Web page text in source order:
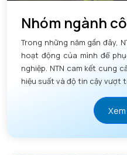
Nhóm ngành
Trong những năm gần đây,
hoạt động của mình để phục
nghiệp. NTN cam kết cung
hiệu suất và độ tin cậy vượt